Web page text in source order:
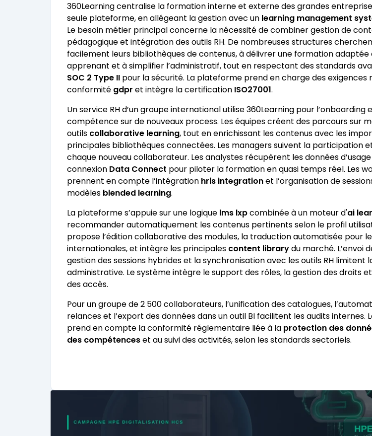
360Learning centralise la formation interne et externe des grandes
seule plateforme, en allégeant la gestion avec un learning management
Le besoin métier principal concerne la nécessité de combiner gestion de
pédagogique et intégration des outils RH. De nombreuses structures
facilement leurs bibliothèques de contenus, à délivrer une formation adaptée
apprenant et à simplifier l’administratif, tout en respectant des standards
SOC 2 Type II pour la sécurité. La plateforme prend en charge des exigences
conformité gdpr et intègre la certification ISO27001.
Un service RH d’un groupe international utilise 360Learning pour l’onboarding
compétence sur de nouveaux process. Les équipes créent des parcours sur
outils collaborative learning, tout en enrichissant les contenus avec les
principales bibliothèques connectées. Les managers suivent la participation
chaque nouveau collaborateur. Les analystes récupèrent les données
connexion Data Connect pour piloter la formation en quasi temps réel. Les
prennent en compte l’intégration hris integrationet l’organisation de
modèles blended learning.
La plateforme s’appuie sur une logique lms lxpcombinée à un moteur d'ai
recommander automatiquement les contenus pertinents selon le profil
propose l’édition collaborative des modules, la traduction automatisée pour
internationales, et intègre les principales content librarydu marché. L’envoi
gestion des sessions hybrides et la synchronisation avec les outils RH limitent
administrative. Le système intègre le support des rôles, la gestion des droits
des accès.
Pour un groupe de 2 500 collaborateurs, l’unification des catalogues,
relances et l’export des données dans un outil BI facilitent les audits internes.
prend en compte la conformité réglementaire liée à la protection des
des compétenceset au suivi des activités, selon les standards sectoriels.